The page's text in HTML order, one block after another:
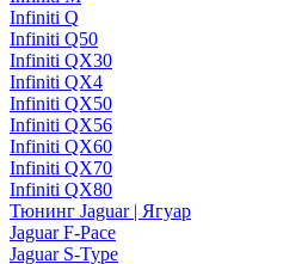
Infiniti Q
Infiniti Q50
Infiniti QX30
Infiniti QX4
Infiniti QX50
Infiniti QX56
Infiniti QX60
Infiniti QX70
Infiniti QX80
Тюнинг Jaguar | Ягуар
Jaguar F-Pace
Jaguar S-Type